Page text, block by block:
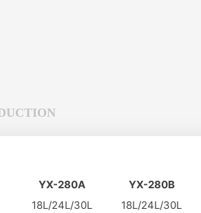
YX-280A YX-280B
18L/24L/30L 18L/24L/30L